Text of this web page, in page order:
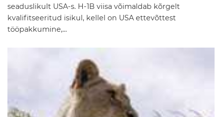
seaduslikult USA-s. H-1B viisa võimaldab kõrgelt
kvalifitseeritud isikul, kellel on USA ettevõttest
tööpakkumine,...